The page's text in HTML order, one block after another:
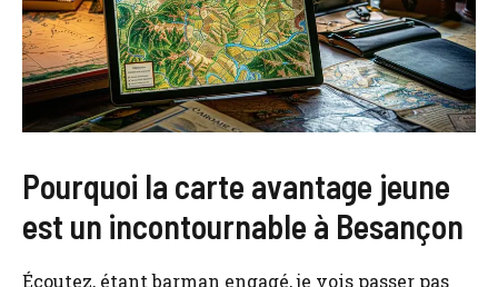
Pourquoi la carte avantage jeune
est un incontournable à Besançon
Écoutez, étant barman engagé, je vois passer pas